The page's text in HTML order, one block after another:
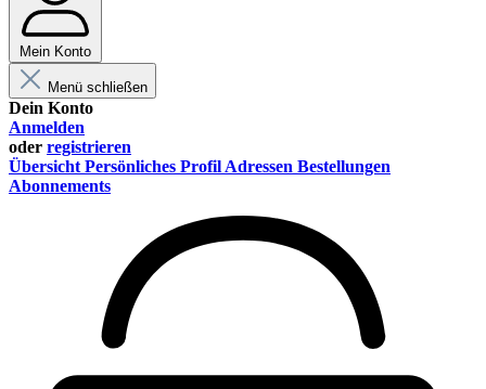
Mein Konto
Menü schließen
Dein Konto
Anmelden
oder registrieren
Übersicht Persönliches Profil Adressen Bestellungen
Abonnements